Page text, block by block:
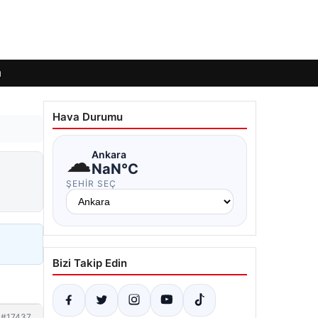
Hava Durumu
☁Ankara
NaN°C
ŞEHIR SEÇ
Bizi Takip Edin